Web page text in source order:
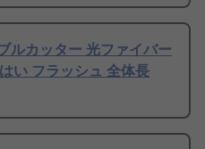
ルカッター 光ファイバー
い フラッシュ 全体長